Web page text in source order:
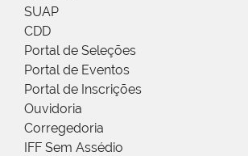
SUAP
CDD
Portal de Seleções
Portal de Eventos
Portal de Inscrições
Ouvidoria
Corregedoria
IFF Sem Assédio